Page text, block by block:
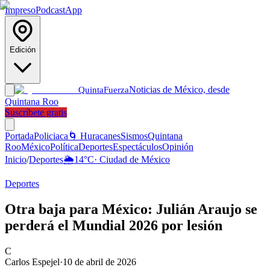
ImpresoPodcastApp
Edición
QuintaFuerzaNoticias de México, desde
Quintana Roo
Suscríbete gratis
PortadaPoliciaca 🌀 HuracanesSismosQuintana
RooMéxicoPolíticaDeportesEspectáculosOpinión
Inicio/Deportes🌦️14°C· Ciudad de México
Deportes
Otra baja para México: Julián Araujo se
perderá el Mundial 2026 por lesión
C
Carlos Espejel·10 de abril de 2026